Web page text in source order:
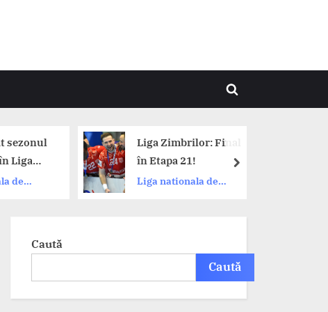
Toggle
Liga Zimbrilor: Final
în Etapa 21!
Liga nationala de
next
Caută
Caută